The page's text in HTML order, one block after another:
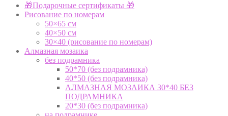
🎁Подарочные сертификаты 🎁
Рисование по номерам
50×65 см
40×50 см
30×40 (рисование по номерам)
Алмазная мозаика
без подрамника
50*70 (без подрамника)
40*50 (без подрамника)
АЛМАЗНАЯ МОЗАИКА 30*40 БЕЗ
ПОДРАМНИКА
20*30 (без подрамника)